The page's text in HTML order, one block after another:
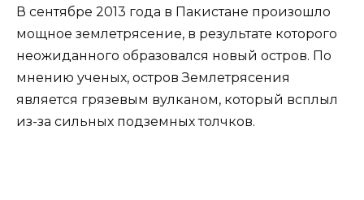
В сентябре 2013 года в Пакистане произошло
мощное землетрясение, в результате которого
неожиданного образовался новый остров. По
мнению ученых, остров Землетрясения
является грязевым вулканом, который всплыл
из-за сильных подземных толчков.